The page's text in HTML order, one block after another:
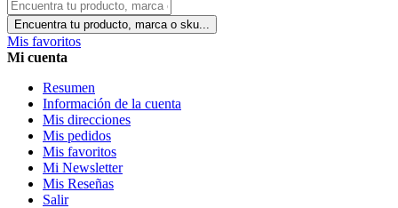
Encuentra tu producto, marca o sku...
Mis favoritos
Mi cuenta
Resumen
Información de la cuenta
Mis direcciones
Mis pedidos
Mis favoritos
Mi Newsletter
Mis Reseñas
Salir